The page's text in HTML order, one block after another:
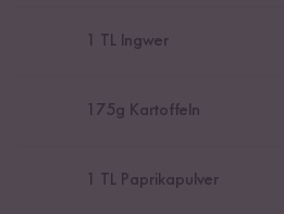
1 TL Ingwer
175g Kartoffeln
1 TL Paprikapulver